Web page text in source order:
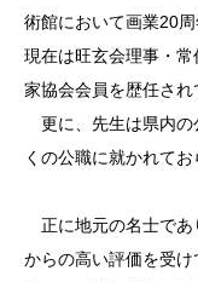
術館において画業20
現在は旺玄会理事・
家協会会員を歴任され
更に、先生は県内の
くの公職に就かれてお
正に地元の名士であ
からの高い評価を受